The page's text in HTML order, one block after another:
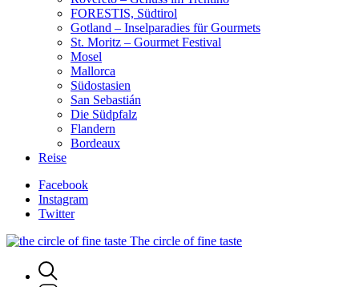
FORESTIS, Südtirol
Gotland – Inselparadies für Gourmets
St. Moritz – Gourmet Festival
Mosel
Mallorca
Südostasien
San Sebastián
Die Südpfalz
Flandern
Bordeaux
Reise
Facebook
Instagram
Twitter
The circle of fine taste